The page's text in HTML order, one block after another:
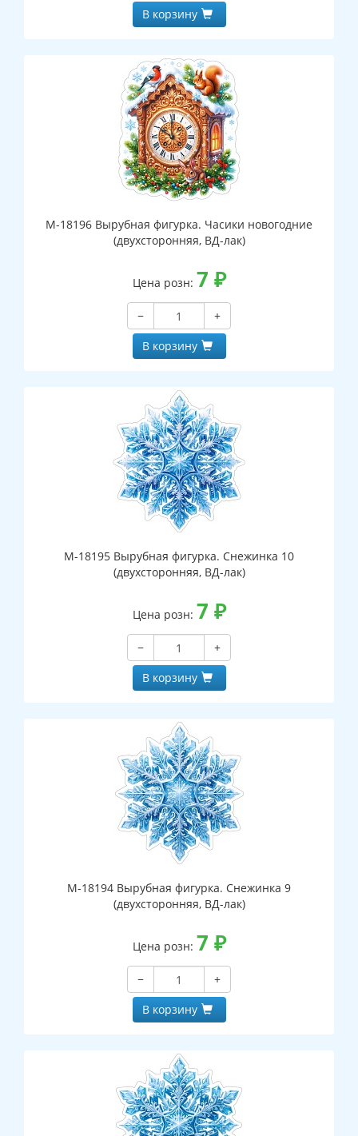
В корзину
М-18196 Вырубная фигурка. Часики новогодние
(двухсторонняя, ВД-лак)
Цена розн: 7 ₽
−
+
В корзину
М-18195 Вырубная фигурка. Снежинка 10
(двухсторонняя, ВД-лак)
Цена розн: 7 ₽
−
+
В корзину
М-18194 Вырубная фигурка. Снежинка 9
(двухсторонняя, ВД-лак)
Цена розн: 7 ₽
−
+
В корзину